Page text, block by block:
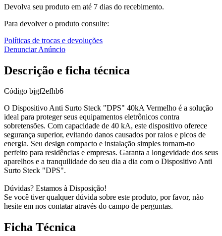
Devolva seu produto em até 7 dias do recebimento.
Para devolver o produto consulte:
Políticas de trocas e devoluções
Denunciar Anúncio
Descrição e ficha técnica
Código bjgf2efhb6
O Dispositivo Anti Surto Steck "DPS" 40kA Vermelho é a solução
ideal para proteger seus equipamentos eletrônicos contra
sobretensões. Com capacidade de 40 kA, este dispositivo oferece
segurança superior, evitando danos causados por raios e picos de
energia. Seu design compacto e instalação simples tornam-no
perfeito para residências e empresas. Garanta a longevidade dos seus
aparelhos e a tranquilidade do seu dia a dia com o Dispositivo Anti
Surto Steck "DPS".
Dúvidas? Estamos à Disposição!
Se você tiver qualquer dúvida sobre este produto, por favor, não
hesite em nos contatar através do campo de perguntas.
Ficha Técnica